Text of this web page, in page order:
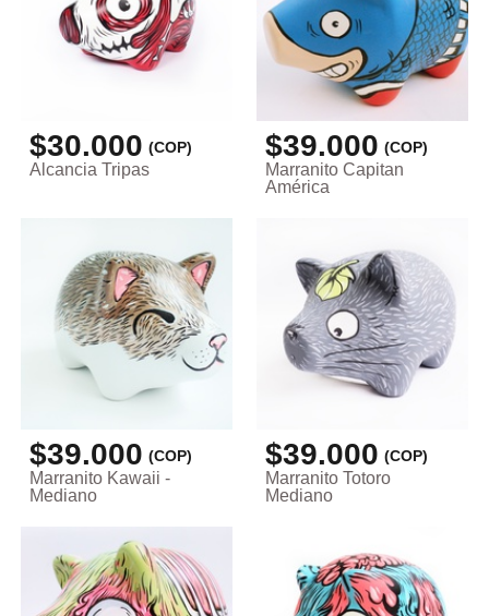
$30.000(COP)
Alcancia Tripas
$39.000(COP)
Marranito Capitan
América
$39.000(COP)
Marranito Kawaii -
Mediano
$39.000(COP)
Marranito Totoro
Mediano